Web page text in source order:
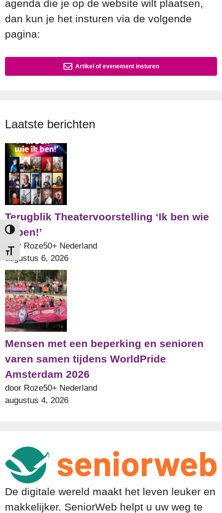
Keuze voor hoog contrast
Kies grootte van het lettertype
agenda die je op de website wilt plaatsen,
dan kun je het insturen via de volgende
pagina:
Artikel of evenement insturen
Laatste berichten
Terugblik Theatervoorstelling ‘Ik ben wie
ik ben!’
door Roze50+ Nederland
augustus 6, 2026
Mensen met een beperking en senioren
varen samen tijdens WorldPride
Amsterdam 2026
door Roze50+ Nederland
augustus 4, 2026
De digitale wereld maakt het leven leuker en
makkelijker. SeniorWeb helpt u uw weg te